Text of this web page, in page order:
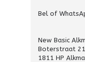
Bel of
New Basic
Boterstraat
1811 HP